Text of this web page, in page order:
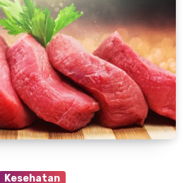
Kesehatan